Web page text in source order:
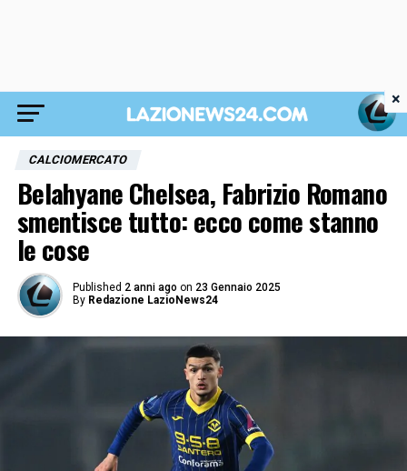
CALCIOMERCATO
Belahyane Chelsea, Fabrizio Romano
smentisce tutto: ecco come stanno
le cose
Published 2 anni ago on 23 Gennaio 2025
By Redazione LazioNews24
×